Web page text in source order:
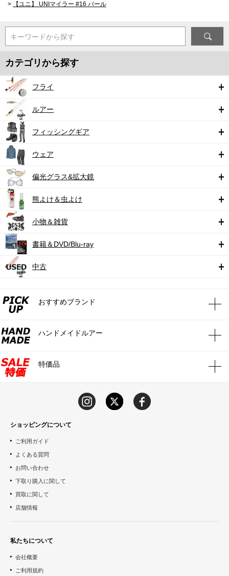
>
【ユニ】 UNIマイラー #16 パール
キーワードから探す
カテゴリから探す
フライ
ルアー
フィッシングギア
ウェア
偏光グラス&拡大鏡
熊よけ＆虫よけ
小物＆雑貨
書籍＆DVD/Blu-ray
中古
おすすめブランド
ハンドメイドルアー
特価品
ショッピングについて
ご利用ガイド
よくある質問
お問い合わせ
下取り購入に関して
買取に関して
店舗情報
私たちについて
会社概要
ご利用規約